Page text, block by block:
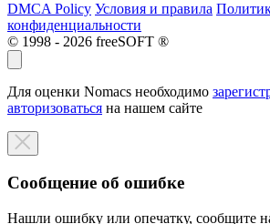
DMCA Policy Условия и правила
конфиденциальности
© 1998 - 2026 freeSOFT ®
Для оценки Nomacs необходимо
авторизоваться на нашем сайте
Сообщение об ошибке
Нашли ошибку или опечатку, сообщите